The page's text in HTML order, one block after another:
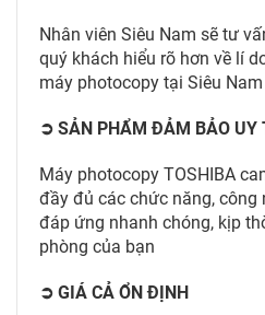
Nhân viên Siêu Nam sẽ tư
quý khách hiểu rõ hơn về lí
máy photocopy tại Siêu Nam
➲ SẢN PHẨM ĐẢM BẢO UY
Máy photocopy TOSHIBA
đầy đủ các chức năng, công
đáp ứng nhanh chóng, kịp
phòng của bạn
➲ GIÁ CẢ ỔN ĐỊNH